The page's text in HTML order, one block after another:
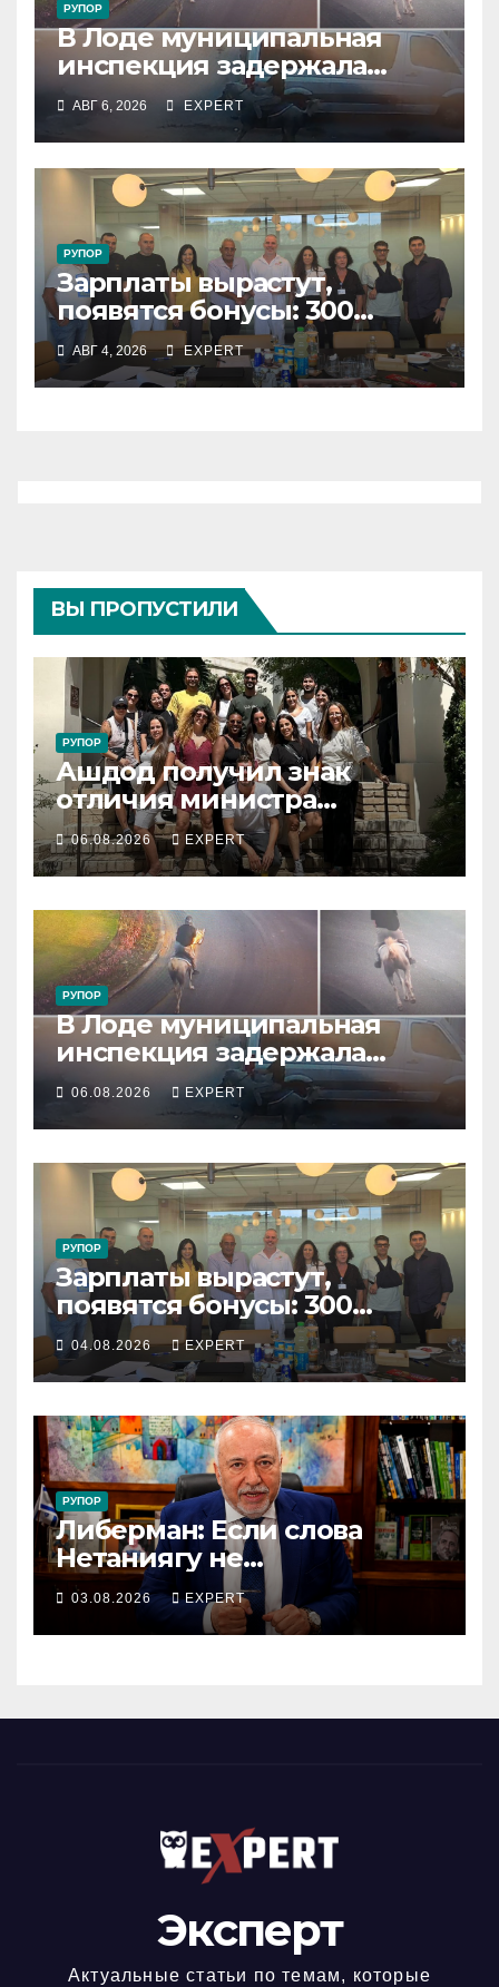
РУПОР
В Лоде муниципальная
инспекция задержала
подростка, устроившего
опасную скачку на лошади
по улицам города
АВГ 6, 2026 EXPERT
РУПОР
Зарплаты вырастут,
появятся бонусы: 300
сотрудников «Штраус»
получили новый
коллективный договор
АВГ 4, 2026 EXPERT
ВЫ ПРОПУСТИЛИ
РУПОР
Ашдод получил знак
отличия министра
обороны за поддержку
резервистов
06.08.2026 EXPERT
РУПОР
В Лоде муниципальная
инспекция задержала
подростка, устроившего
опасную скачку на лошади
по улицам города
06.08.2026 EXPERT
РУПОР
Зарплаты вырастут,
появятся бонусы: 300
сотрудников «Штраус»
получили новый
коллективный договор
04.08.2026 EXPERT
РУПОР
Либерман: Если слова
Нетаниягу не
предвыборный трюк, пусть
докажет это делом
03.08.2026 EXPERT
Эксперт
Актуальные статьи по темам, которые